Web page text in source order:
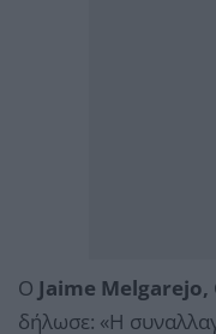
Ο Jaime Melgarejo,
δήλωσε: «Η